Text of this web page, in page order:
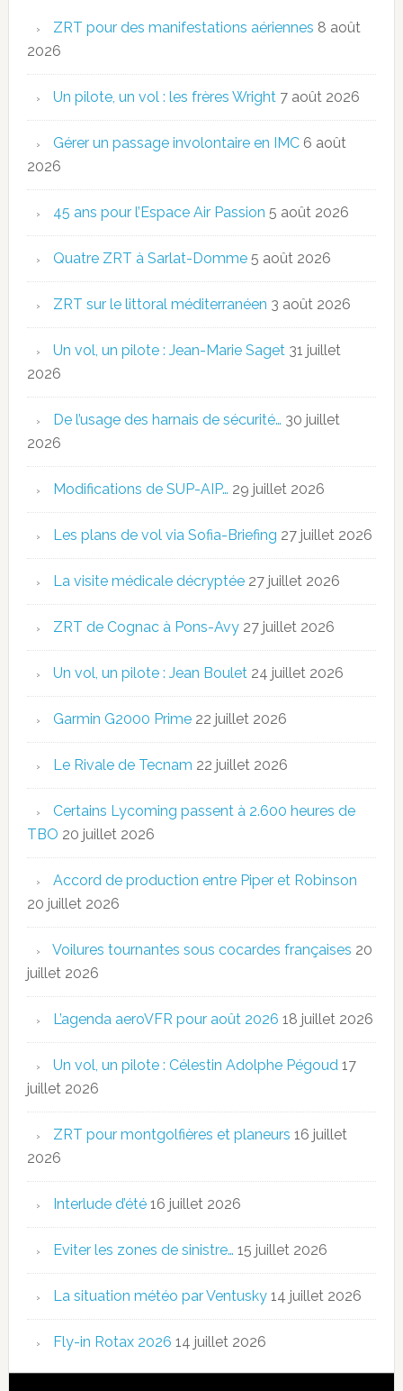
ZRT pour des manifestations aériennes 8 août
2026
Un pilote, un vol : les frères Wright 7 août 2026
Gérer un passage involontaire en IMC 6 août
2026
45 ans pour l’Espace Air Passion 5 août 2026
Quatre ZRT à Sarlat-Domme 5 août 2026
ZRT sur le littoral méditerranéen 3 août 2026
Un vol, un pilote : Jean-Marie Saget 31 juillet
2026
De l’usage des harnais de sécurité… 30 juillet
2026
Modifications de SUP-AIP… 29 juillet 2026
Les plans de vol via Sofia-Briefing 27 juillet 2026
La visite médicale décryptée 27 juillet 2026
ZRT de Cognac à Pons-Avy 27 juillet 2026
Un vol, un pilote : Jean Boulet 24 juillet 2026
Garmin G2000 Prime 22 juillet 2026
Le Rivale de Tecnam 22 juillet 2026
Certains Lycoming passent à 2.600 heures de
TBO 20 juillet 2026
Accord de production entre Piper et Robinson
20 juillet 2026
Voilures tournantes sous cocardes françaises 20
juillet 2026
L’agenda aeroVFR pour août 2026 18 juillet 2026
Un vol, un pilote : Célestin Adolphe Pégoud 17
juillet 2026
ZRT pour montgolfières et planeurs 16 juillet
2026
Interlude d’été 16 juillet 2026
Eviter les zones de sinistre… 15 juillet 2026
La situation météo par Ventusky 14 juillet 2026
Fly-in Rotax 2026 14 juillet 2026